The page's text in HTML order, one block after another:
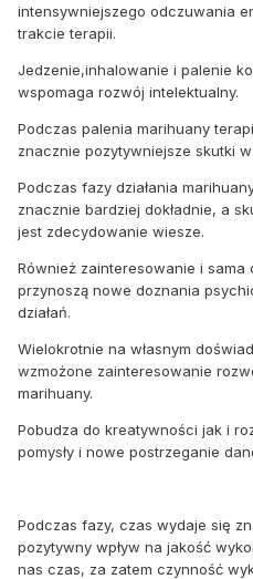
intensywniejszego odczuwania
trakcie terapii.
Jedzenie,inhalowanie i palenie
wspomaga rozwój intelektualny.
Podczas palenia marihuany
znacznie pozytywniejsze skutki
Podczas fazy działania
znacznie bardziej dokładnie, a
jest zdecydowanie wiesze.
Również zainteresowanie i
przynoszą nowe doznania
działań.
Wielokrotnie na własnym
wzmożone zainteresowanie
marihuany.
Pobudza do kreatywności jak i
pomysły i nowe postrzeganie
Podczas fazy, czas wydaje się
pozytywny wpływ na jakość
nas czas, za zatem czynność